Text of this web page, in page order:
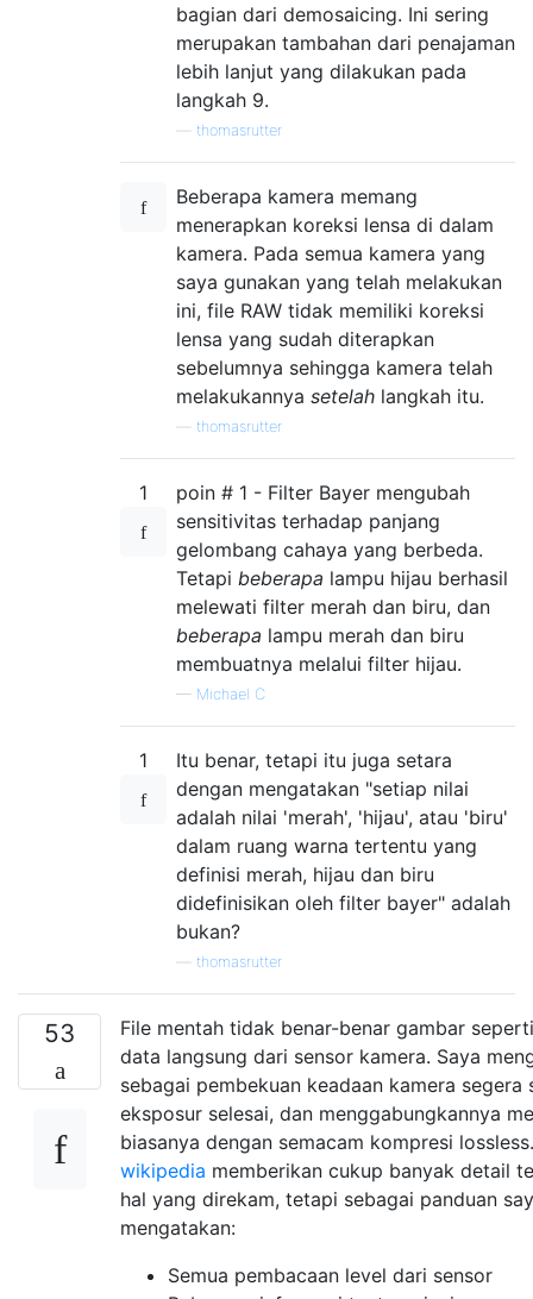
bagian dari demosaicing. Ini sering
merupakan tambahan dari penajaman
lebih lanjut yang dilakukan pada
langkah 9.
thomasrutter
Beberapa kamera memang
menerapkan koreksi lensa di dalam
kamera. Pada semua kamera yang
saya gunakan yang telah melakukan
ini, file RAW tidak memiliki koreksi
lensa yang sudah diterapkan
sebelumnya sehingga kamera telah
melakukannya setelah langkah itu.
thomasrutter
1
poin # 1 - Filter Bayer mengubah
sensitivitas terhadap panjang
gelombang cahaya yang berbeda.
Tetapi beberapa lampu hijau berhasil
melewati filter merah dan biru, dan
beberapa lampu merah dan biru
membuatnya melalui filter hijau.
— Michael C
1
Itu benar, tetapi itu juga setara
dengan mengatakan "setiap nilai
adalah nilai 'merah', 'hijau', atau 'biru'
dalam ruang warna tertentu yang
definisi merah, hijau dan biru
didefinisikan oleh filter bayer" adalah
bukan?
thomasrutter
53
File mentah tidak benar-benar gambar
data langsung dari sensor kamera. Saya
sebagai pembekuan keadaan kamera segera
eksposur selesai, dan menggabungkannya
biasanya dengan semacam kompresi
wikipedia memberikan cukup banyak detail
hal yang direkam, tetapi sebagai panduan
mengatakan:
Semua pembacaan level dari sensor